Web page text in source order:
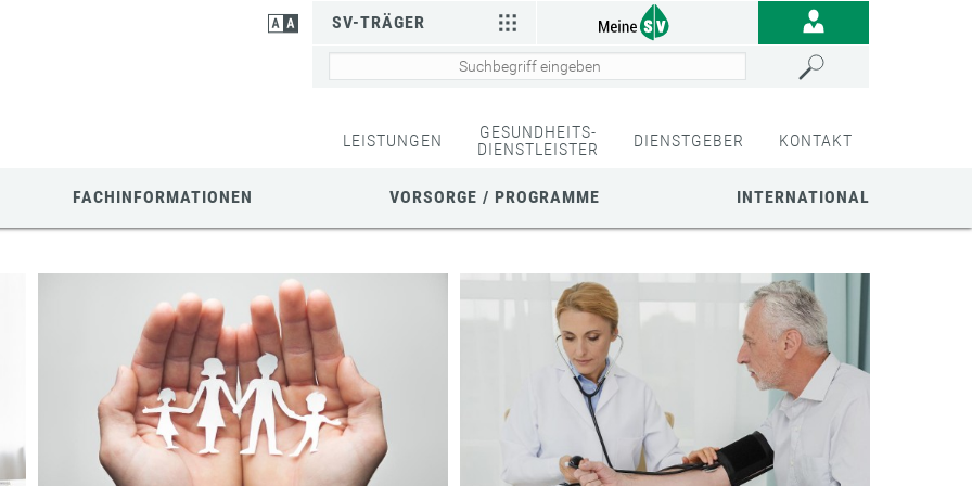
SV-TRÄGER
LEISTUNGEN
GESUNDHEITS-
DIENSTLEISTER
DIENSTGEBER KONTAKT
FACHINFORMATIONEN VORSORGE / PROGRAMME INTERNATIONAL